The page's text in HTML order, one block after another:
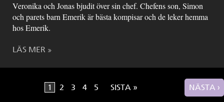
Veronika och Jonas bjudit över sin chef. Chefens son, Simon
och parets barn Emerik är bästa kompisar och de leker hemma
hos Emerik.
LÄS MER
1 2 3 4 5 NÄSTA ›
SISTA »